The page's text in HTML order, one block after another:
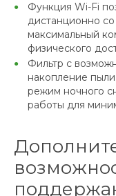
Функция Wi-Fi
дистанционно
максимальный
физического
Фильтр с
накопление
режим ночного
работы для